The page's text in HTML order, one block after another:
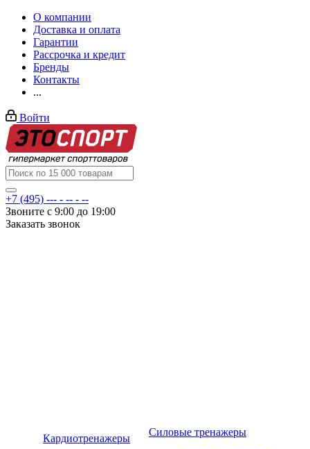
О компании
Доставка и оплата
Гарантии
Рассрочка и кредит
Бренды
Контакты
...
Войти
+7 (495) --- - -- - --
Звоните с 9:00 до 19:00
Заказать звонок
Кардиотренажеры
Силовые тренажеры